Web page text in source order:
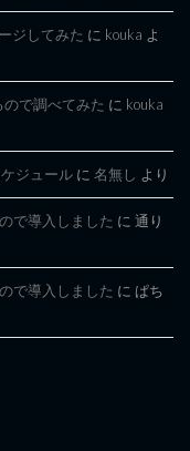
ジしてみた に kouka よ
で調べてみた に kouka
ジュール に 名無し より
で導入しました に 通り
で導入しました に ぱち